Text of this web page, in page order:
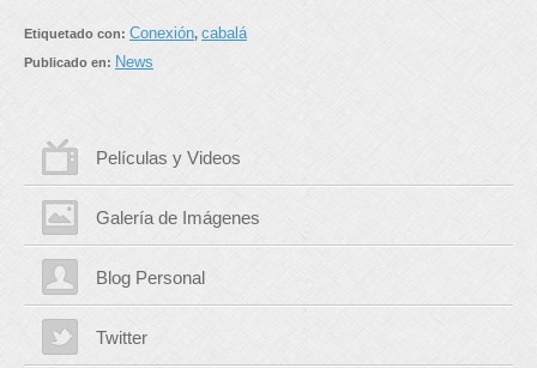
Etiquetado con: Conexión, cabalá
Publicado en: News
Películas y Videos
Galería de Imágenes
Blog Personal
Twitter